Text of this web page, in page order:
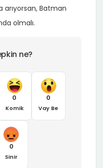
arıyorsan, Batman
olmalı.
ne?
0
Komik
0
Vay Be
0
Sinir